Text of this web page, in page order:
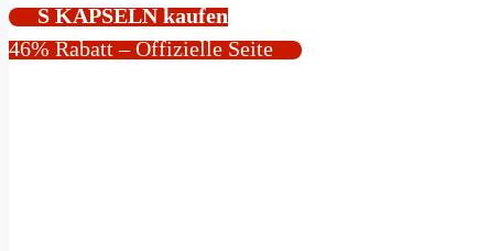
S KAPSELN kaufen
46% Rabatt – Offizielle Seite